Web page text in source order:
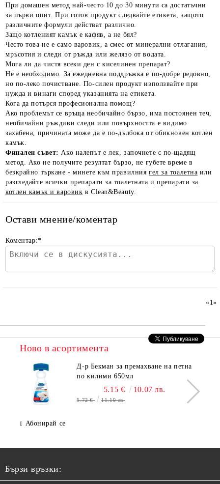
При домашен метод най-често 10 до 30 минути са достатъчни
за първи опит. При готов продукт следвайте етикета, защото
различните формули действат различно.
Защо котленият камък е кафяв, а не бял?
Често това не е само варовик, а смес от минерални отлагания,
мръсотия и следи от ръжда или желязо от водата.
Мога ли да чистя всеки ден с киселинен препарат?
Не е необходимо. За ежедневна поддръжка е по-добре редовно,
но по-леко почистване. По-силен продукт използвайте при
нужда и винаги според указанията на етикета.
Кога да потърся професионална помощ?
Ако проблемът се връща необичайно бързо, има постоянен теч,
необичайни ръждиви следи или повърхността е видимо
захабена, причината може да е по-дълбока от обикновен котлен
камък.
Финален съвет: Ако налепът е лек, започнете с по-щадящ
метод. Ако не получите резултат бързо, не губете време в
безкрайно търкане - минете към правилния гел за тоалетна или
разгледайте всички препарати за тоалетната ипрепарати за
котлен камък и варовик в Clean&Beauty.
Остави мнение/коментар
Коментар:*
«1»
Ново в асортимента
Д-р Бекман за премахване на петна
по килими 650мл
5.15 € 10.07 лв.
5.72 € 11.19 лв.
Абонирай се
Бързи връзки: